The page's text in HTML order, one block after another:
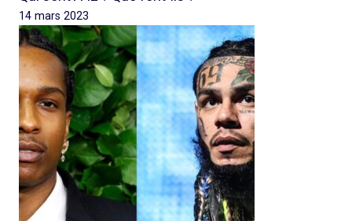
14 mars 2023